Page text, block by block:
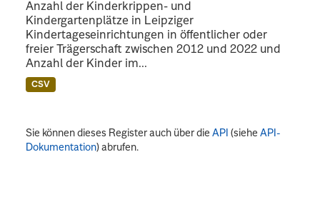
Anzahl der Kinderkrippen- und
Kindergartenplätze in Leipziger
Kindertageseinrichtungen in öffentlicher oder
freier Trägerschaft zwischen 2012 und 2022 und
Anzahl der Kinder im...
CSV
Sie können dieses Register auch über dieAPI (sieheAPI-
Dokumentation) abrufen.